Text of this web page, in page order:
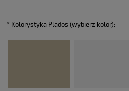
* Kolorystyka Plados (wybierz kolor):